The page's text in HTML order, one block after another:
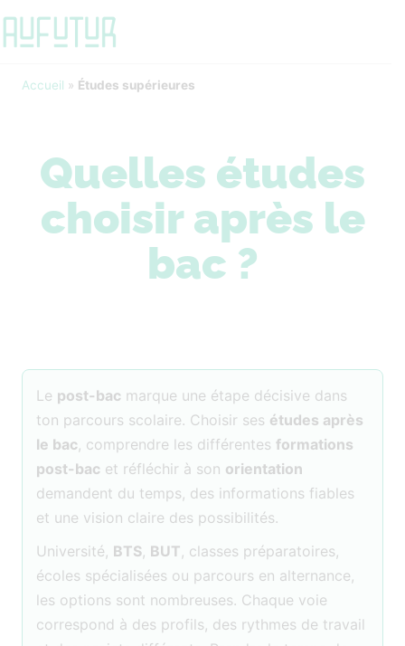
Accueil » Études supérieures
Quelles études
choisir après le
bac ?
Le post-bac marque une étape décisive dans
ton parcours scolaire. Choisir ses études après
le bac, comprendre les différentes formations
post-bac et réfléchir à son orientation
demandent du temps, des informations fiables
et une vision claire des possibilités.
Université, BTS, BUT, classes préparatoires,
écoles spécialisées ou parcours en alternance,
les options sont nombreuses. Chaque voie
correspond à des profils, des rythmes de travail